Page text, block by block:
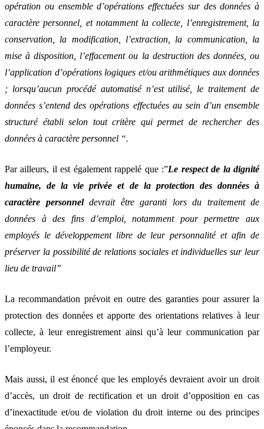
opération ou ensemble d’opérations effectuées sur des données à
caractère personnel, et notamment la collecte, l’enregistrement, la
conservation, la modification, l’extraction, la communication, la
mise à disposition, l’effacement ou la destruction des données, ou
l’application d’opérations logiques et/ou arithmétiques aux données
; lorsqu’aucun procédé automatisé n’est utilisé, le traitement de
données s’entend des opérations effectuées au sein d’un ensemble
structuré établi selon tout critère qui permet de rechercher des
données à caractère personnel “.
Par ailleurs, il est également rappelé que :”Le respect de la dignité
humaine, de la vie privée et de la protection des données à
caractère personneldevrait être garanti lors du traitement de
données à des fins d’emploi, notamment pour permettre aux
employés le développement libre de leur personnalité et afin de
préserver la possibilité de relations sociales et individuelles sur leur
lieu de travail”
La recommandation prévoit en outre des garanties pour assurer la
protection des données et apporte des orientations relatives à leur
collecte, à leur enregistrement ainsi qu’à leur communication par
l’employeur.
Mais aussi, il est énoncé que les employés devraient avoir un droit
d’accès, un droit de rectification et un droit d’opposition en cas
d’inexactitude et/ou de violation du droit interne ou des principes